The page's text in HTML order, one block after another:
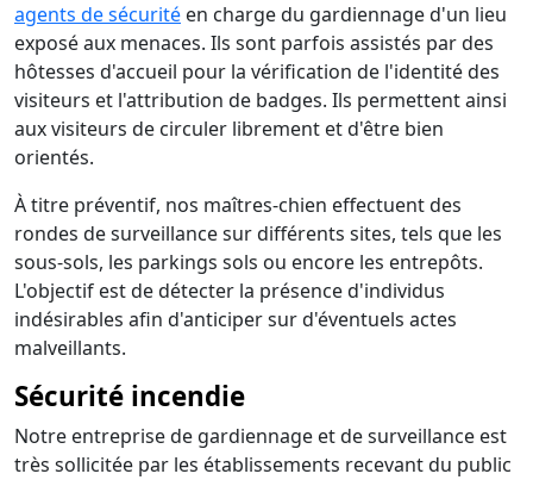
agents de sécurité en charge du gardiennage d'un lieu
exposé aux menaces. Ils sont parfois assistés par des
hôtesses d'accueil pour la vérification de l'identité des
visiteurs et l'attribution de badges. Ils permettent ainsi
aux visiteurs de circuler librement et d'être bien
orientés.
À titre préventif, nos maîtres-chien effectuent des
rondes de surveillance sur différents sites, tels que les
sous-sols, les parkings sols ou encore les entrepôts.
L'objectif est de détecter la présence d'individus
indésirables afin d'anticiper sur d'éventuels actes
malveillants.
Sécurité incendie
Notre entreprise de gardiennage et de surveillance est
très sollicitée par les établissements recevant du public